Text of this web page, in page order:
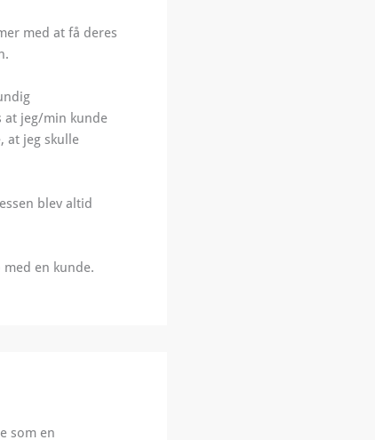
med at få deres
at jeg/min kunde
at jeg skulle
blev altid
en kunde.
som en